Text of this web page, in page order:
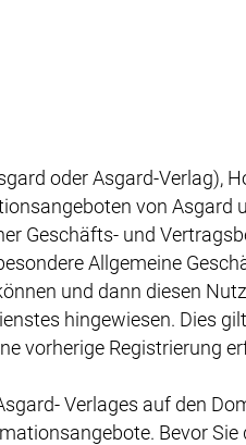
oder Asgard-Verlag),
von Asgard
Geschäfts- und
Allgemeine
und dann diesen
hingewiesen. Dies
vorherige Registrierung
Verlages auf den
Bevor Sie